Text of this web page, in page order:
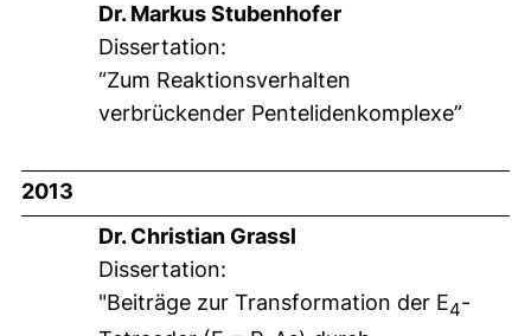
Dr. Markus Stubenhofer
Dissertation:
“Zum Reaktionsverhalten
verbrückender Pentelidenkomplexe”
2013
Dr. Christian Grassl
Dissertation:
"Beiträge zur Transformation der E4-